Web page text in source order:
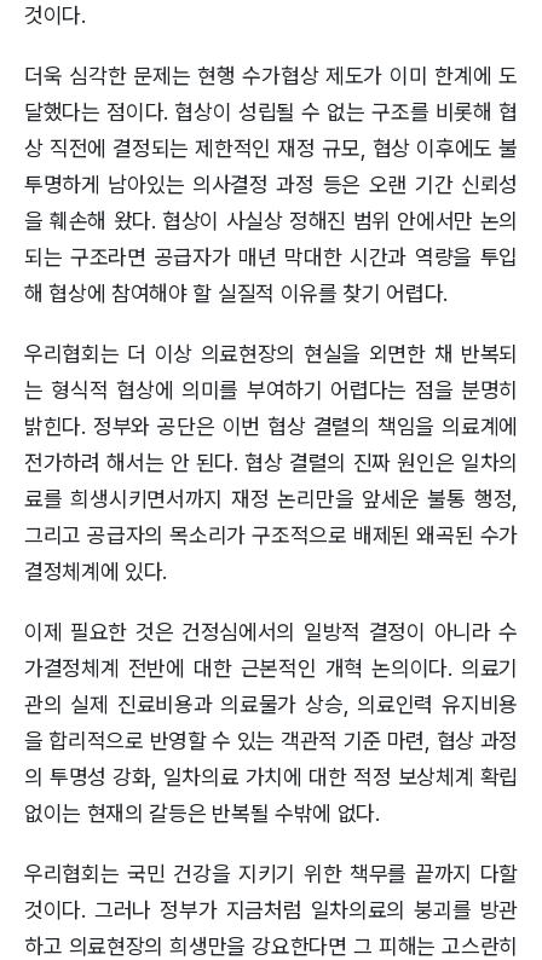
것이다.
더욱 심각한 문제는 현행 수가협상 제도가 이미 한계에 도
달했다는 점이다. 협상이 성립될 수 없는 구조를 비롯해 협
상 직전에 결정되는 제한적인 재정 규모, 협상 이후에도 불
투명하게 남아있는 의사결정 과정 등은 오랜 기간 신뢰성
을 훼손해 왔다. 협상이 사실상 정해진 범위 안에서만 논의
되는 구조라면 공급자가 매년 막대한 시간과 역량을 투입
해 협상에 참여해야 할 실질적 이유를 찾기 어렵다.
우리협회는 더 이상 의료현장의 현실을 외면한 채 반복되
는 형식적 협상에 의미를 부여하기 어렵다는 점을 분명히
밝힌다. 정부와 공단은 이번 협상 결렬의 책임을 의료계에
전가하려 해서는 안 된다. 협상 결렬의 진짜 원인은 일차의
료를 희생시키면서까지 재정 논리만을 앞세운 불통 행정,
그리고 공급자의 목소리가 구조적으로 배제된 왜곡된 수가
결정체계에 있다.
이제 필요한 것은 건정심에서의 일방적 결정이 아니라 수
가결정체계 전반에 대한 근본적인 개혁 논의이다. 의료기
관의 실제 진료비용과 의료물가 상승, 의료인력 유지비용
을 합리적으로 반영할 수 있는 객관적 기준 마련, 협상 과정
의 투명성 강화, 일차의료 가치에 대한 적정 보상체계 확립
없이는 현재의 갈등은 반복될 수밖에 없다.
우리협회는 국민 건강을 지키기 위한 책무를 끝까지 다할
것이다. 그러나 정부가 지금처럼 일차의료의 붕괴를 방관
하고 의료현장의 희생만을 강요한다면 그 피해는 고스란히